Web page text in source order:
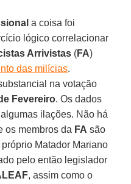
a coisa foi
lógico correlacionar
Arrivistas (FA)
das milícias.
na votação
Fevereiro. Os dados
ilações. Não há
os membros da FA são
próprio Matador Mariano
pelo então legislador
, assim como o